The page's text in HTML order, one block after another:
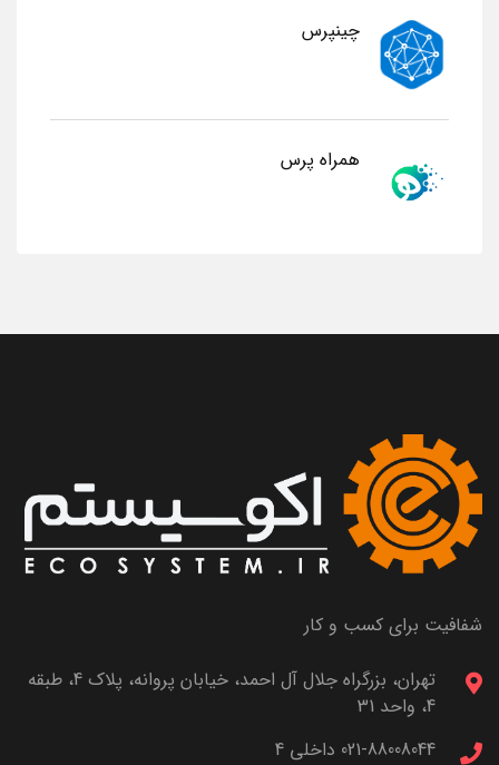
چینپرس
همراه پرس
شفافیت برای کسب و کار
تهران، بزرگراه جلال آل احمد، خیابان پروانه، پلاک 4، طبقه
4، واحد 31
021-88008044 داخلی 4